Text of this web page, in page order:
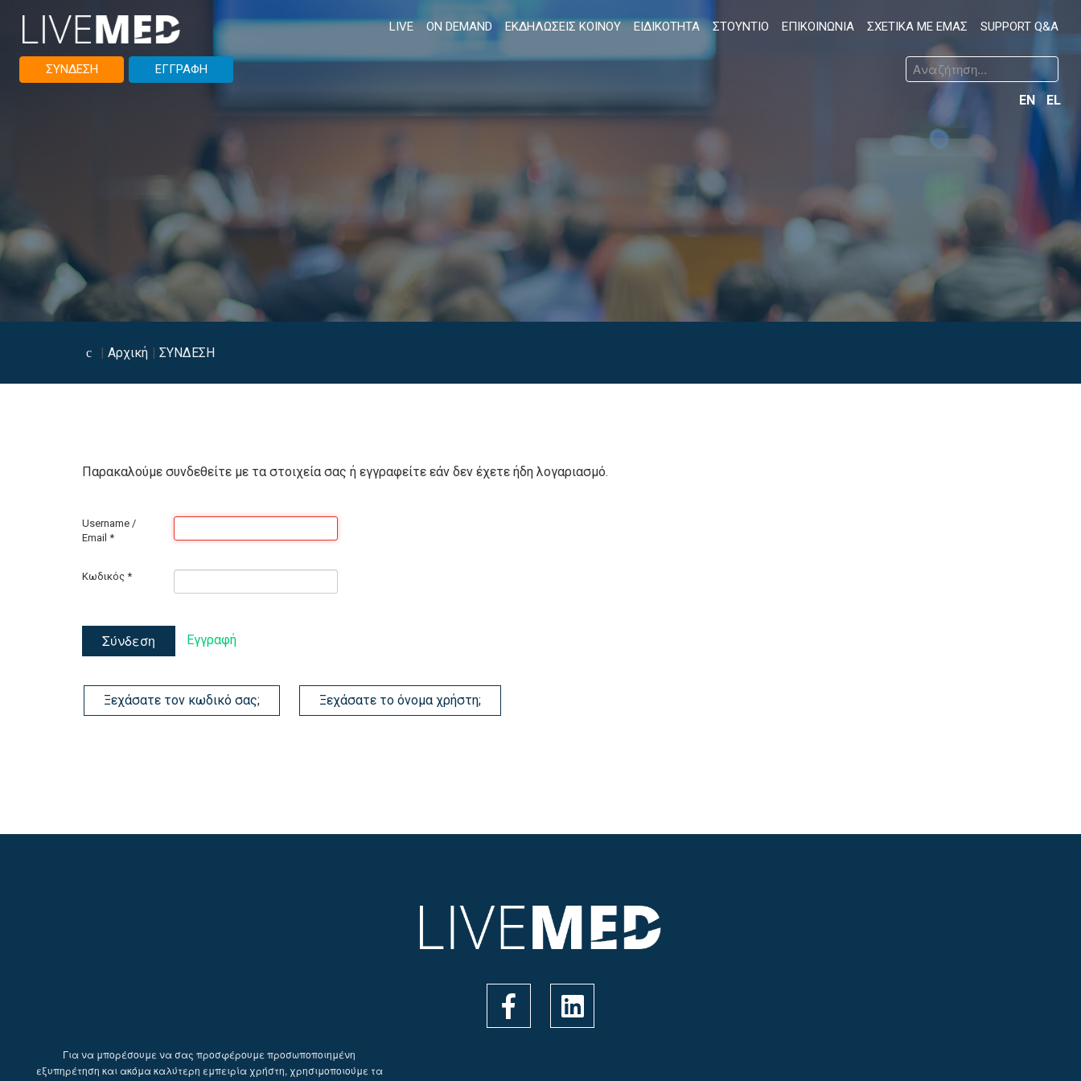
LIVE ON DEMAND ΕΚΔΗΛΩΣΕΙΣ ΚΟΙΝΟΥ ΕΙΔΙΚΟΤΗΤΑ ΣΤΟΥΝΤΙΟ ΕΠΙΚΟΙΝΩΝΙΑ ΣΧΕΤΙΚΑ ΜΕ ΕΜΑΣ SUPPORT Q&A
ΣΥΝΔΕΣΗ ΕΓΓΡΑΦΗ
EN EL
Αρχική ΣΥΝΔΕΣΗ
Παρακαλούμε συνδεθείτε με τα στοιχεία σας ή εγγραφείτε εάν δεν έχετε ήδη λογαριασμό.
Username /
Email *
Κωδικός *
Σύνδεση Εγγραφή
Ξεχάσατε τον κωδικό σας; Ξεχάσατε το όνομα χρήστη;
Για να μπορέσουμε να σας προσφέρουμε προσωποποιημένη
εξυπηρέτηση και ακόμα καλύτερη εμπειρία χρήστη, χρησιμοποιούμε τα